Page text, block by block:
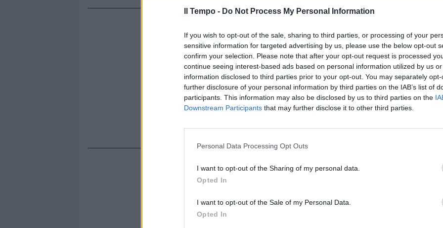
Il Tempo - Do Not Process My Personal Information
If you wish to opt-out of the sale, sharing to third parties, or processing of your
sensitive information for targeted advertising by us, please use the below opt-out
confirm your selection. Please note that after your opt-out request is processed
continue seeing interest-based ads based on personal information utilized by us
information disclosed to third parties prior to your opt-out. You may separately
further disclosure of your personal information by third parties on the IAB’s list of
participants. This information may also be disclosed by us to third parties on the
Downstream Participants that may further disclose it to other third parties.
Personal Data Processing Opt Outs
I want to opt-out of the Sharing of my personal data.
Opted In
I want to opt-out of the Sale of my Personal Data.
Opted In